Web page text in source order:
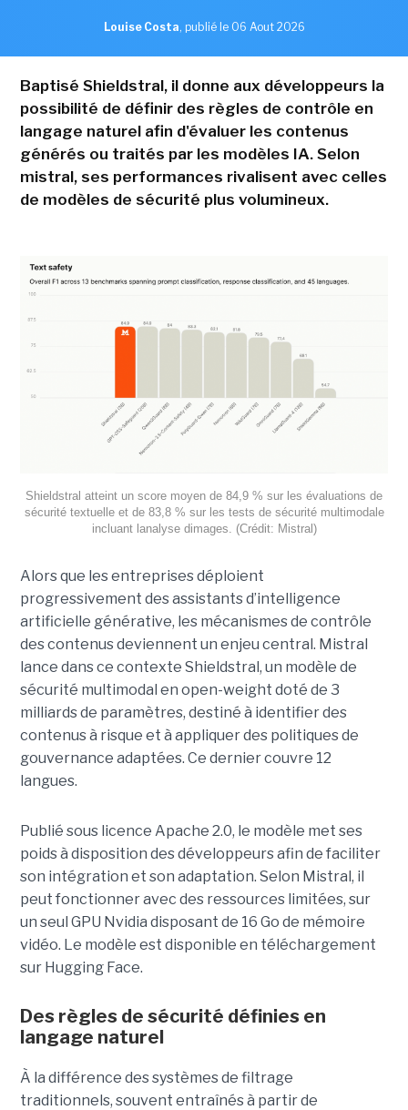
Louise Costa, publié le 06 Aout 2026
Baptisé Shieldstral, il donne aux développeurs la
possibilité de définir des règles de contrôle en
langage naturel afin d'évaluer les contenus
générés ou traités par les modèles IA. Selon
mistral, ses performances rivalisent avec celles
de modèles de sécurité plus volumineux.
Shieldstral atteint un score moyen de 84,9 % sur les évaluations de
sécurité textuelle et de 83,8 % sur les tests de sécurité multimodale
incluant lanalyse dimages. (Crédit: Mistral)
Alors que les entreprises déploient
progressivement des assistants d’intelligence
artificielle générative, les mécanismes de contrôle
des contenus deviennent un enjeu central. Mistral
lance dans ce contexte Shieldstral, un modèle de
sécurité multimodal en open-weight doté de 3
milliards de paramètres, destiné à identifier des
contenus à risque et à appliquer des politiques de
gouvernance adaptées. Ce derniercouvre 12
langues.
Publié sous licence Apache 2.0, le modèle met ses
poids à disposition des développeurs afin de faciliter
son intégration et son adaptation. Selon Mistral, il
peut fonctionner avec des ressources limitées, sur
un seul GPU Nvidia disposant de 16 Go de mémoire
vidéo. Le modèle est disponible en téléchargement
sur Hugging Face.
Des règles de sécurité définies en
langage naturel
À la différence des systèmes de filtrage
traditionnels, souvent entraînés à partir de